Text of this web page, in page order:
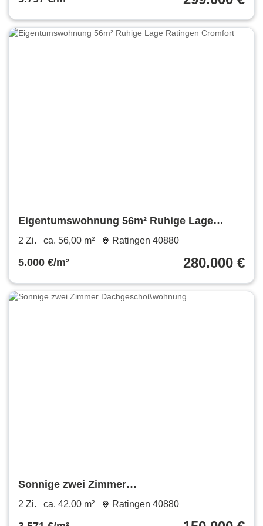
Eigentumswohnung 56m² Ruhige Lage
Ratingen Cromfort
2 Zi. ca. 56,00 m² Ratingen 40880
5.000 €/m² 280.000 €
Sonnige zwei Zimmer
Dachgeschoßwohnung
2 Zi. ca. 42,00 m² Ratingen 40880